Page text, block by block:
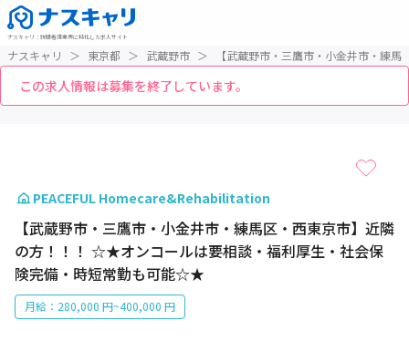
ナスキャリ ： 訪問看護業界に特化した求人サイト
ナスキャリ ＞ 東京都 ＞ 武蔵野市 ＞ 【武蔵野市・三鷹市・小金井市・練
この求人情報は募集を終了しています。
1 / 1
PEACEFUL Homecare&Rehabilitation
【武蔵野市・三鷹市・小金井市・練馬区・西東京市】近隣
の方！！！ ☆★オンコールは要相談・福利厚生・社会保
険完備・時短常勤も可能☆★
月給：280,000 円~400,000 円